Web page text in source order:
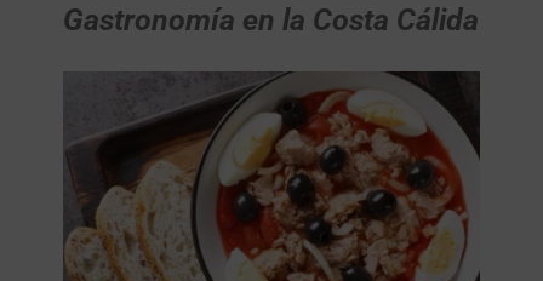
Gastronomía en la Costa Cálida